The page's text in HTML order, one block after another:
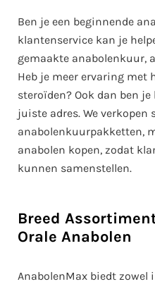
Ben je een beginnende
klantenservice kan je
gemaakte anabolenkuur,
Heb je meer ervaring met
steroïden? Ook dan ben
juiste adres. We verkopen
anabolenkuurpakketten,
anabolen kopen, zodat
kunnen samenstellen.
Breed
Orale Anabolen
AnabolenMax biedt zowel